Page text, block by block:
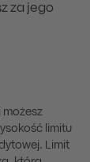
za jego
możesz
limitu
Limit